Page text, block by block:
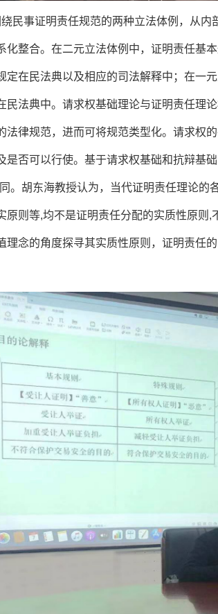
民事证明责任规范的两种立法体例，从内
化整合。在二元立法体例中，证明责任基
定在民法典以及相应的司法解释中；在一
民法典中。请求权基础理论与证明责任理
法律规范，进而可将规范类型化。请求权
是否可以行使。基于请求权基础和抗辩基
。胡东海教授认为，当代证明责任理论的
原则等,均不是证明责任分配的实质性原则,
理念的角度探寻其实质性原则，证明责任